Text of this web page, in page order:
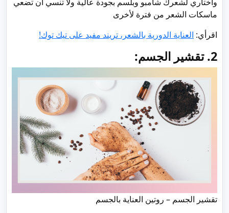
ماسكات الشعر من فترة لأخرى
اقرأي: العناية الدورية بالشعر، تريند مفيد على تيك توك!
2. تقشير الجسم:
تقشير الجسم – روتين العناية بالجسم